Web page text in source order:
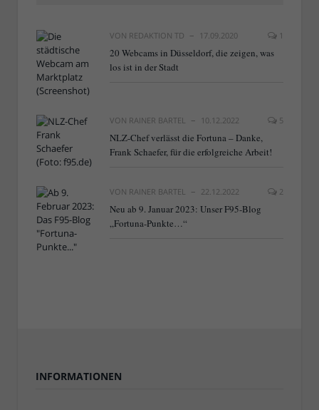
VON REDAKTION TD 17.09.2020 1
20 Webcams in Düsseldorf, die zeigen, was
los ist in der Stadt
VON RAINER BARTEL 10.12.2022 5
NLZ-Chef verlässt die Fortuna – Danke,
Frank Schaefer, für die erfolgreiche Arbeit!
VON RAINER BARTEL 22.12.2022 2
Neu ab 9. Januar 2023: Unser F95-Blog
„Fortuna-Punkte…“
INFORMATIONEN